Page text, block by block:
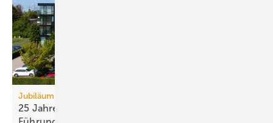
Jubiläum
25 Jahre Schweitzer-Chemie und an­ste­hen­der